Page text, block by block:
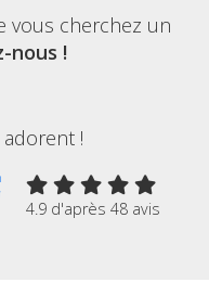
vous cherchez un
nous !
!
4.9 d'après 48 avis